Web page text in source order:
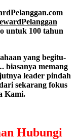
untuk 100 tahun
yang begitu-
biasanya memang
leader pindah
sekarang fokus
Kami.
Hubungi